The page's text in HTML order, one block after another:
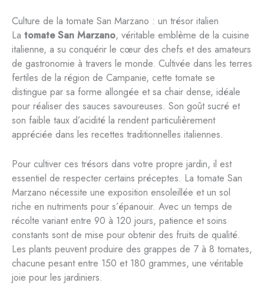
Culture de la tomate San Marzano : un trésor italien
La tomate San Marzano, véritable emblème de la cuisine
italienne, a su conquérir le cœur des chefs et des amateurs
de gastronomie à travers le monde. Cultivée dans les terres
fertiles de la région de Campanie, cette tomate se
distingue par sa forme allongée et sa chair dense, idéale
pour réaliser des sauces savoureuses. Son goût sucré et
son faible taux d’acidité la rendent particulièrement
appréciée dans les recettes traditionnelles italiennes.
Pour cultiver ces trésors dans votre propre jardin, il est
essentiel de respecter certains préceptes. La tomate San
Marzano nécessite une exposition ensoleillée et un sol
riche en nutriments pour s’épanouir. Avec un temps de
récolte variant entre 90 à 120 jours, patience et soins
constants sont de mise pour obtenir des fruits de qualité.
Les plants peuvent produire des grappes de 7 à 8 tomates,
chacune pesant entre 150 et 180 grammes, une véritable
joie pour les jardiniers.